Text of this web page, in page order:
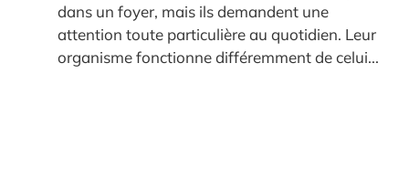
dans un foyer, mais ils demandent une
attention toute particulière au quotidien. Leur
organisme fonctionne différemment de celui...